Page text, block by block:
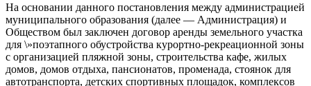
На основании данного постановления между администрацией
муниципального образования (далее — Администрация) и
Обществом был заключен договор аренды земельного участка
для \»поэтапного обустройства курортно-рекреационной зоны
с организацией пляжной зоны, строительства кафе, жилых
домов, домов отдыха, пансионатов, променада, стоянок для
автотранспорта, детских спортивных площадок, комплексов